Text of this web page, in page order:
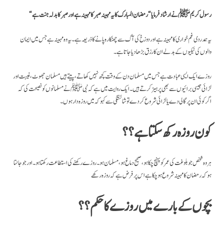
“رسول کریم ﷺ نے ارشاد فرمایا “رمضان المبارک کا یہ مہینہ صبر کا مہینہ ہے اور صبر کا بدلہ جنت ہے
یہ ہمدردی غم خواری کا مہینہ ہے اور دوزخ کی آگ سے چھٹکارہ پانے کا ذریعہ ہے ۔ یہ وہ مہینہ ہے جس میں ایمان
والوں کی نیکیوں کے بدلے ان کا رزق بڑھا دیا جاتا ہے۔
روزے ایک ایسی عبادت ہے جس میں مسلمان دن کے وقت کچھ نہیں کھاتے، پیتے ہیں مسلمان جھوٹ، غیبت اور
لڑائی جیسی برائیوں سے بھی پرہیز کرتے ہیں۔ ایک روایت میں ہے کہ نبیﷺ نے مسلمانوں کو نصیحت کی کہ
اگر کوئی ان پر گالی دے یا لڑائی شروع کردے تو شائستگی سے کہو کہ میں روزہ دار ہوں۔
کون روزہ رکھ سکتا ہے ؟؟
ہر وہ شخص جو بلوغت کی عمر کو پہنچ چکا ہو، صحیح دماغ ہو، مسلمان ہو۔ روزے رکھنے کی استطاعت رکھتا ہو۔ اور جو جانتا
ہو کہ رمضان کا مہینہ شروع ہو چکا ہے اس پر فرض ہے کہ روزہ رکھے
بچوں کے بارے میں روزے کا حکم ؟؟